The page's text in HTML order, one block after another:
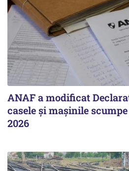
ANAF a modificat
casele și mașinile
2026